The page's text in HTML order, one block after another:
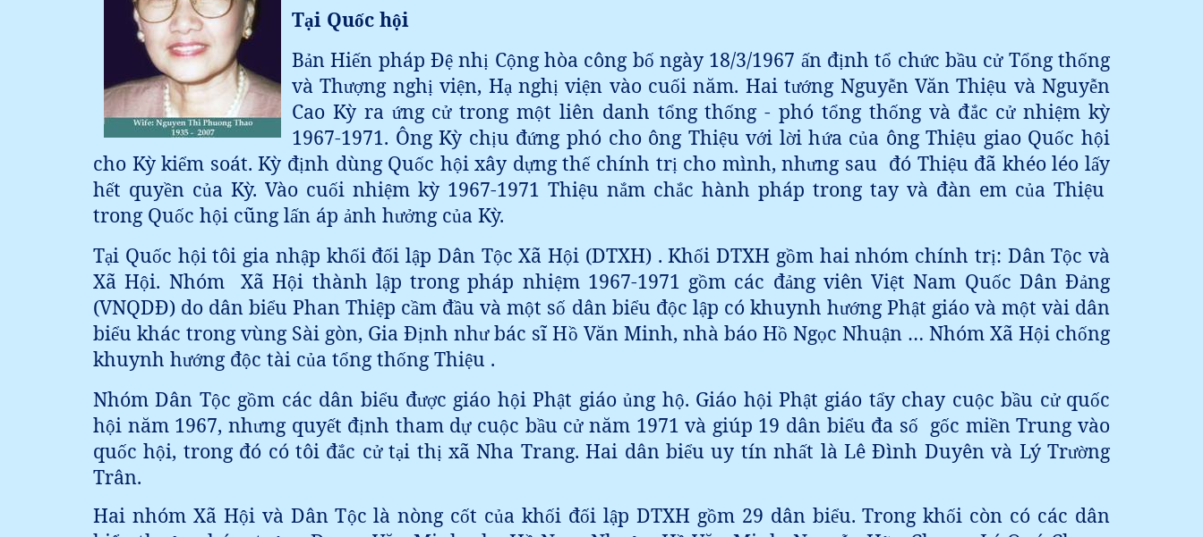
Tại Quốc hội
Bản Hiến pháp Đệ nhị Cộng hòa công bố ngày 18/3/1967 ấn định tổ chức bầu cửTổng thống
và Thượng nghịviện, Hạnghịviện vào cuối năm. Hai tướng Nguyễn Văn Thiệu và Nguyễn
Cao Kỳ ra ứng cửtrong một liên danh tổng thống - phó tổng thống và đắc cửnhiệm kỳ
1967-1971. Ông Kỳ chịu đứng phó cho ông Thiệu với lời hứa của ông Thiệu giao Quốc hội
cho Kỳ kiểm soát. Kỳ định dùng Quốc hội xây dựng thếchính trịcho mình, nhưng sau đó Thiệu đã khéo léo lấy
hết quyền của Kỳ. Vào cuối nhiệm kỳ 1967-1971 Thiệu nắm chắc hành pháp trong tay và đàn em của Thiệu
trong Quốc hội cũng lấn áp ảnh hưởng của Kỳ.
Tại Quốc hội tôi gia nhập khối đối lập Dân Tộc Xã Hội (DTXH) . Khối DTXH gồm hai nhóm chính trị: Dân Tộc và
Xã Hội. Nhóm Xã Hội thành lập trong pháp nhiệm 1967-1971 gồm các đảng viên Việt Nam Quốc Dân Đảng
(VNQDĐ) do dân biểu Phan Thiệp cầm đầu và một số dân biểu độc lập có khuynh hướng Phật giáo và một vài dân
biểu khác trong vùng Sài gòn, Gia Định nhưbác sĩ Hồ Văn Minh, nhà báo Hồ Ngọc Nhuận … Nhóm Xã Hội chống
khuynh hướng độc tài của tổng thống Thiệu .
Nhóm Dân Tộc gồm các dân biểu được giáo hội Phật giáoủng hộ. Giáo hội Phật giáo tẩy chay cuộc bầu cửquốc
hội năm 1967, nhưng quyết định tham dựcuộc bầu cửnăm 1971 và giúp 19 dân biểu đa số gốc miền Trung vào
quốc hội, trong đó có tôi đắc cửtại thịxã Nha Trang. Hai dân biểu uy tín nhất là Lê Đình Duyên và Lý Trường
Trân.
Hai nhóm Xã Hội và Dân Tộc là nòng cốt của khối đối lập DTXH gồm 29 dân biểu. Trong khối còn có các dân